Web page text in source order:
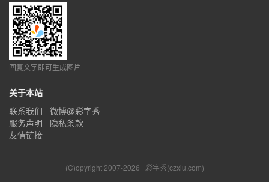
回复文字即可生成图片
关于本站
联系我们
微博@彩字秀
服务声明
隐私条款
友情链接
(C)opyright 2007-2026 彩字秀(czxiu.com)